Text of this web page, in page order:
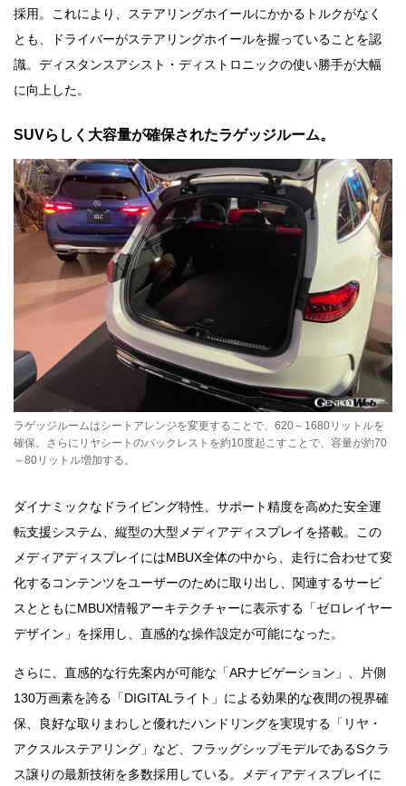
採用。これにより、ステアリングホイールにかかるトルクがなく
とも、ドライバーがステアリングホイールを握っていることを認
識。ディスタンスアシスト・ディストロニックの使い勝手が大幅
に向上した。
SUVらしく大容量が確保されたラゲッジルーム。
ラゲッジルームはシートアレンジを変更することで、620～1680リットルを
確保。さらにリヤシートのバックレストを約10度起こすことで、容量が約70
～80リットル増加する。
ダイナミックなドライビング特性、サポート精度を高めた安全運
転支援システム、縦型の大型メディアディスプレイを搭載。この
メディアディスプレイにはMBUX全体の中から、走行に合わせて変
化するコンテンツをユーザーのために取り出し、関連するサービ
スとともにMBUX情報アーキテクチャーに表示する「ゼロレイヤー
デザイン」を採用し、直感的な操作設定が可能になった。
さらに、直感的な行先案内が可能な「ARナビゲーション」、片側
130万画素を誇る「DIGITALライト」による効果的な夜間の視界確
保、良好な取りまわしと優れたハンドリングを実現する「リヤ・
アクスルステアリング」など、フラッグシップモデルであるSクラ
ス譲りの最新技術を多数採用している。メディアディスプレイに